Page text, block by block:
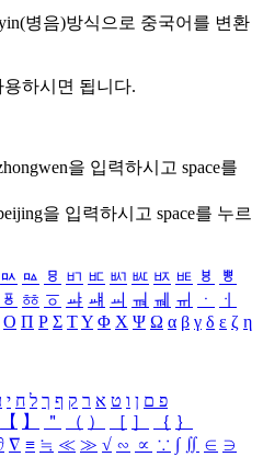
병음)방식으로 중국어를 변환
하시면 됩니다.
을 입력하시고 space를
을 입력하시고 space를 누르
ㅯ ㅰ ㅱ ㅲ ㅳ ㅴ ㅵ ㅶ ㅷ ㅸ
ㅹ
ㆄ ㆅ ㆆ ㆇ ㆈ ㆉ ㆊ ㆋ ㆌ ㆍ
ㆎ
Ο Π Ρ Σ ΤΥ Φ Χ Ψ Ω α β γ δ ε ζ η
פ ם ן ו ט א ר ק ף ך ל ח י
【 】 ＂ （ ） ［ ］ ｛ ｝
∇ ≡ ≒ ≪ ≫ √ ∽ ∝ ∵ ∫ ∬ ∈ ∋